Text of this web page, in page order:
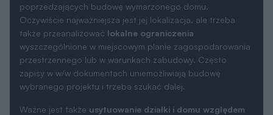
poprzedzających budowę wymarzonego domu.
Oczywiście najważniejsza jest jej lokalizacja, ale trzeba
także przeanalizować lokalne ograniczenia
wyszczególnione w miejscowym planie zagospodarowania
przestrzennego lub w warunkach zabudowy. Często
zapisy w w/w dokumentach uniemożliwiają budowę
wybranego projektu i trzeba szukać dalej.
Ważne jest także usytuowanie działki i domu względem